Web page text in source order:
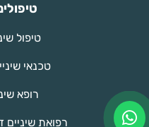
טיפול
טכנאי
רופא
רפואת